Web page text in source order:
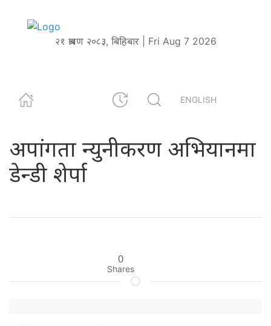
२१ श्रावण २०८३, बिहिबार | Fri Aug 7 2026
ENGLISH
अपांगता न्युनीकरण अभियानमा
डेन्डी शेर्पा
0
Shares